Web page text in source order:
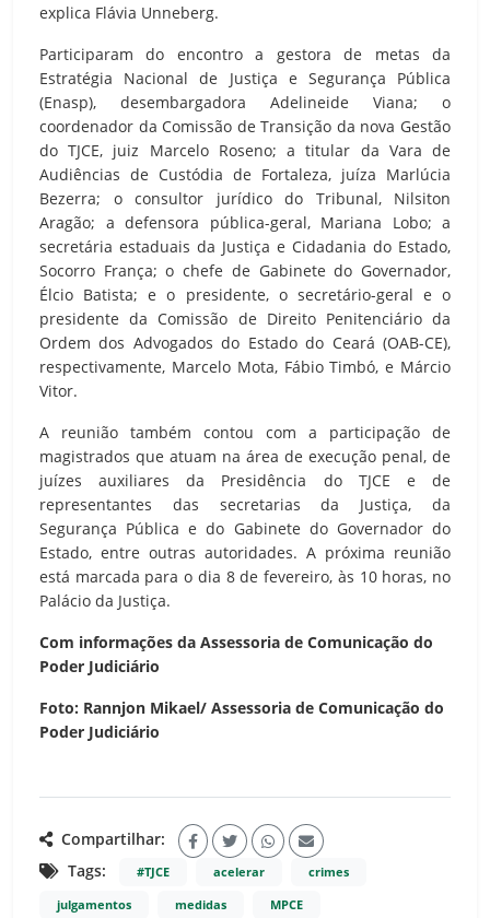
explica Flávia Unneberg.
Participaram do encontro a gestora de metas da
Estratégia Nacional de Justiça e Segurança Pública
(Enasp), desembargadora Adelineide Viana; o
coordenador da Comissão de Transição da nova Gestão
do TJCE, juiz Marcelo Roseno; a titular da Vara de
Audiências de Custódia de Fortaleza, juíza Marlúcia
Bezerra; o consultor jurídico do Tribunal, Nilsiton
Aragão; a defensora pública-geral, Mariana Lobo; a
secretária estaduais da Justiça e Cidadania do Estado,
Socorro França; o chefe de Gabinete do Governador,
Élcio Batista; e o presidente, o secretário-geral e o
presidente da Comissão de Direito Penitenciário da
Ordem dos Advogados do Estado do Ceará (OAB-CE),
respectivamente, Marcelo Mota, Fábio Timbó, e Márcio
Vitor.
A reunião também contou com a participação de
magistrados que atuam na área de execução penal, de
juízes auxiliares da Presidência do TJCE e de
representantes das secretarias da Justiça, da
Segurança Pública e do Gabinete do Governador do
Estado, entre outras autoridades. A próxima reunião
está marcada para o dia 8 de fevereiro, às 10 horas, no
Palácio da Justiça.
Com informações da Assessoria de Comunicação do
Poder Judiciário
Foto: Rannjon Mikael/ Assessoria de Comunicação do
Poder Judiciário
Compartilhar:
Tags:
#TJCE acelerar crimes
julgamentos medidas MPCE